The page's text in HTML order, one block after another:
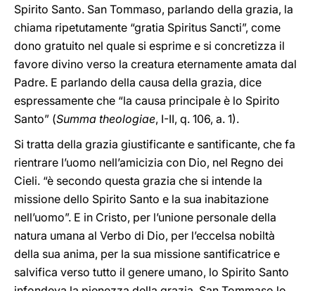
Spirito Santo. San Tommaso, parlando della grazia, la
chiama ripetutamente “gratia Spiritus Sancti”, come
dono gratuito nel quale si esprime e si concretizza il
favore divino verso la creatura eternamente amata dal
Padre. E parlando della causa della grazia, dice
espressamente che “la causa principale è lo Spirito
Santo” (Summa theologiae, I-II, q. 106, a. 1).
Si tratta della grazia giustificante e santificante, che fa
rientrare l’uomo nell’amicizia con Dio, nel Regno dei
Cieli. “è secondo questa grazia che si intende la
missione dello Spirito Santo e la sua inabitazione
nell’uomo”. E in Cristo, per l’unione personale della
natura umana al Verbo di Dio, per l’eccelsa nobiltà
della sua anima, per la sua missione santificatrice e
salvifica verso tutto il genere umano, lo Spirito Santo